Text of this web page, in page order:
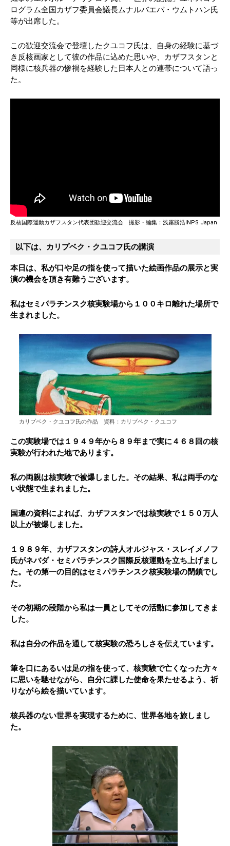
ログラム全国カザフ委員会議長ムナルバエバ・ウムトハン氏
等が出席した。
この歓迎交流会で登壇したクユコフ氏は、自身の経験に基づ
き反核画家として彼の作品に込めた思いや、カザフスタンと
同様に核兵器の惨禍を経験した日本人との連帯について語っ
た。
反核国際運動カザフスタン代表団歓迎交流会 撮影・編集：浅霧勝浩INPS Japan
以下は、カリプベク・クユコフ氏の講演
本日は、私が口や足の指を使って描いた絵画作品の展示と実
演の機会を頂き有難うございます。
私はセミパラチンスク核実験場から１００キロ離れた場所で
生まれました。
カリプベク・クユコフ氏の作品 資料：カリプベク・クユコフ
この実験場では１９４９年から８９年まで実に４６８回の核
実験が行われた地であります。
私の両親は核実験で被爆しました。その結果、私は両手のな
い状態で生まれました。
国連の資料によれば、カザフスタンでは核実験で１５０万人
以上が被爆しました。
１９８９年、カザフスタンの詩人オルジャス・スレイメノフ
氏がネバダ・セミパラチンスク国際反核運動を立ち上げまし
た。その第一の目的はセミパラチンスク核実験場の閉鎖でし
た。
その初期の段階から私は一員としてその活動に参加してきま
した。
私は自分の作品を通して核実験の恐ろしさを伝えています。
筆を口にあるいは足の指を使って、核実験で亡くなった方々
に思いを馳せながら、自分に課した使命を果たせるよう、祈
りながら絵を描いています。
核兵器のない世界を実現するために、世界各地を旅しまし
た。